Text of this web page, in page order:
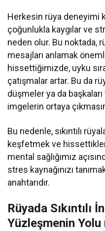
Herkesin rüya deneyimi
çoğunlukla kaygılar ve
neden olur. Bu noktada,
mesajları anlamak
hissettiğimizde, uyku
çatışmalar artar. Bu da
düşmeler ya da
imgelerin ortaya
Bu nedenle, sıkıntılı
keşfetmek ve
mental sağlığımız
stres kaynağınızı
anahtarıdır.
Rüyada Sıkıntılı
Yüzleşmenin Yolu